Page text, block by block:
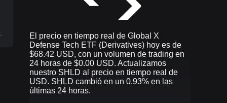
El precio en tiempo real de Global X
Defense Tech ETF (Derivatives) hoy es de
$68.42 USD, con un volumen de trading en
24 horas de $0.00 USD. Actualizamos
nuestro SHLD al precio en tiempo real de
USD. SHLD cambió en un 0.93% en las
últimas 24 horas.